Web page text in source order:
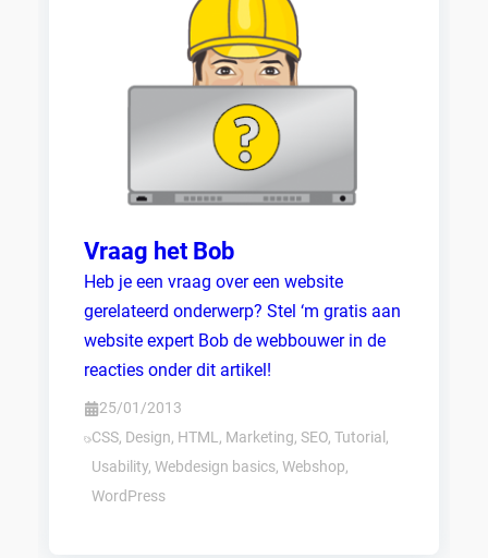
Vraag het Bob
Heb je een vraag over een website
gerelateerd onderwerp? Stel ‘m gratis aan
website expert Bob de webbouwer in de
reacties onder dit artikel!
25/01/2013
CSS, Design, HTML, Marketing, SEO, Tutorial,
Usability, Webdesign basics, Webshop,
WordPress